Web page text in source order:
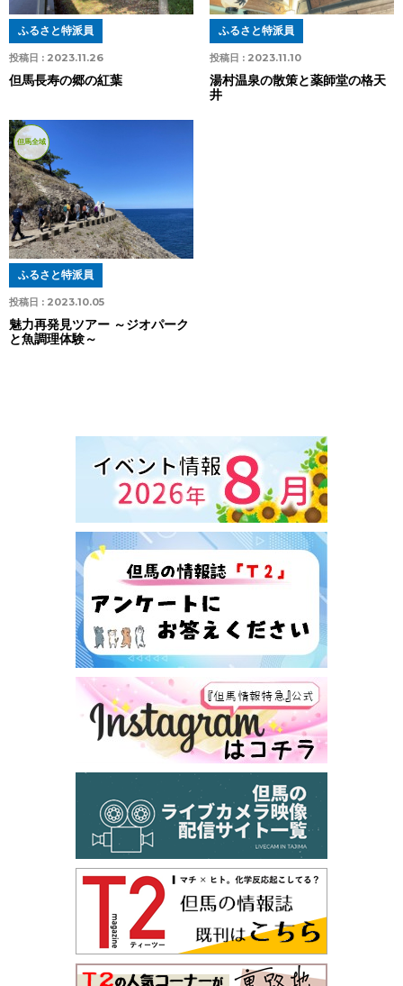
投稿日 : 2023.11.26
ふるさと特派員
但馬長寿の郷の紅葉
投稿日 : 2023.11.10
ふるさと特派員
湯村温泉の散策と薬師堂の格天
井
但馬全域
投稿日 : 2023.10.05
ふるさと特派員
魅力再発見ツアー ～ジオパーク
と魚調理体験～